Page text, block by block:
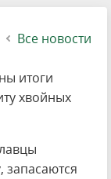
Все новости
итоги
хвойных
запасаются